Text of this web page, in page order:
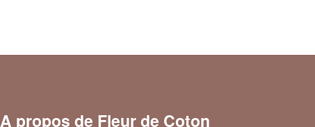
A propos de Fleur de Coton